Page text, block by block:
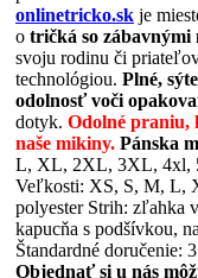
onlinetricko.sk je
o tričká so zábavnými
svoju rodinu či
technológiou. Plné,
odolnosť voči
dotyk. Odolné praniu,
naše mikiny. Pánska
L, XL, 2XL, 3XL, 4xl,
Veľkosti: XS, S, M, L,
polyester Strih: zľahka
kapucňa s podšívkou,
Štandardné doručenie:
Objednať si u nás